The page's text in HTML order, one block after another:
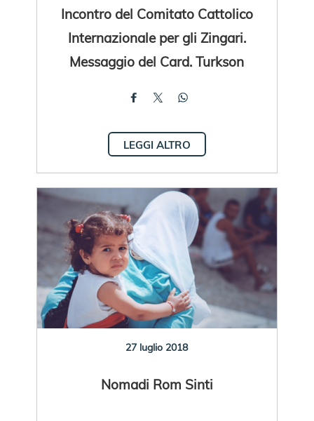
Incontro del Comitato Cattolico
Internazionale per gli Zingari.
Messaggio del Card. Turkson
LEGGI ALTRO
27 luglio 2018
Nomadi Rom Sinti